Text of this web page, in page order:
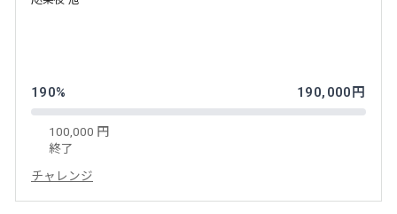
190% 190,000円
100,000 円
終了
チャレンジ